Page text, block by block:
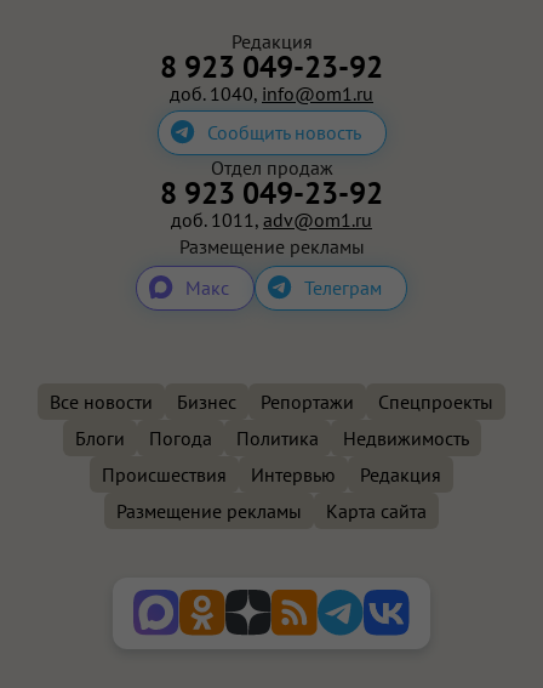
Редакция
8 923 049-23-92
доб. 1040, info@om1.ru
Сообщить новость
Отдел продаж
8 923 049-23-92
доб. 1011, adv@om1.ru
Размещение рекламы
Макс
Телеграм
Все новости Бизнес Репортажи
Спецпроекты
Блоги
Погода Политика
Недвижимость
Происшествия
Интервью
Редакция
Размещение рекламы
Карта сайта